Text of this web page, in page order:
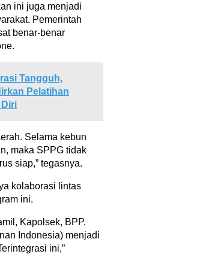
ini juga menjadi
Pemerintah
benar-benar
Tangguh,
Pelatihan
Selama kebun
maka SPPG tidak
siap,” tegasnya.
kolaborasi lintas
ini.
Kapolsek, BPP,
Indonesia) menjadi
ini,”